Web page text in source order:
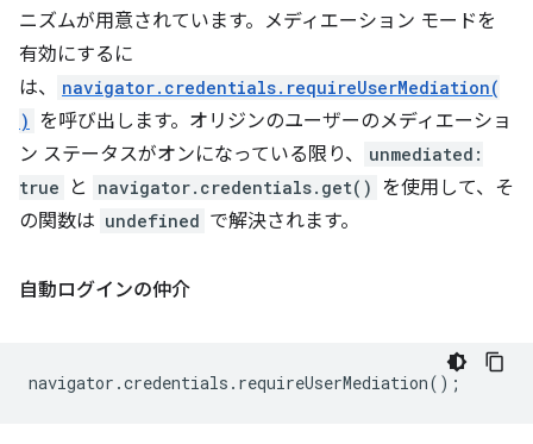
ニズムが用意されています。メディエーション モードを
有効にするに
は、
navigator.credentials.requireUserMediation(
) を呼び出します。オリジンのユーザーのメディエーショ
ン ステータスがオンになっている限り、
unmediated:
true
と navigator.credentials.get() を使用して、そ
の関数は undefined で解決されます。
自動ログインの仲介
navigator .credentials . requireUserMediation();